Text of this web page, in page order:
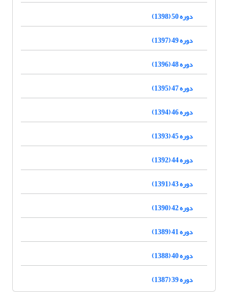
دوره 50 (1398)
دوره 49 (1397)
دوره 48 (1396)
دوره 47 (1395)
دوره 46 (1394)
دوره 45 (1393)
دوره 44 (1392)
دوره 43 (1391)
دوره 42 (1390)
دوره 41 (1389)
دوره 40 (1388)
دوره 39 (1387)